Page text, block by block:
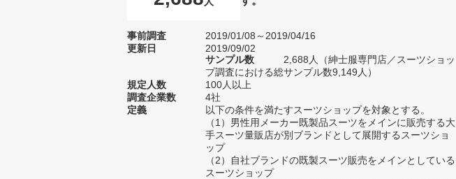
事前調査
2019/01/08～2019/04/16
更新日
2019/09/02
サンプル数
2,688人（紳士服専門店／スーツショッ
プ調査における総サンプル数9,149人）
規定人数
100人以上
調査企業数
4社
定義
以下の条件を満たすスーツショップを対象とする。
（1）男性用メーカー既製品スーツをメインに販売する大
手スーツ量販店が別ブランドとして展開するスーツショ
ップ
（2）自社ブランドの既製スーツ販売をメインとしている
スーツショップ